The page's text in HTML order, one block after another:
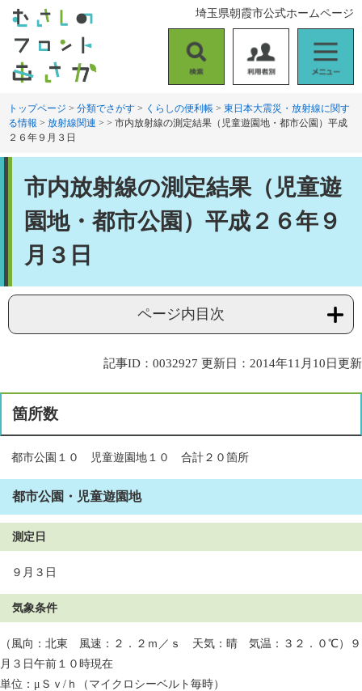
す
。
し
て
索
用
者
別
ニ
ュ
ー
埼玉県朝霞市公式ホームページ
トップページ > 分類でさがす > くらしの便利帳 > 東日本大震災・放射線に関す
る情報 > 放射線関連 > > 市内放射線の測定結果（児童遊園地・都市公園）平成
２６年９月３日
市内放射線の測定結果（児童遊
園地・都市公園）平成２６年９
月３日
ページ内目次
記事ID：0032927 更新日：2014年11月10日更新
箇所数
都市公園１０ 児童遊園地１０ 合計２０箇所
都市公園・児童遊園地
測定日
９月３日
気象条件
（風向：北東 風速：２．２ｍ／ｓ 天気：晴 気温：３２．０℃）９
月３日午前１０時現在
単位：μＳｖ/ｈ（マイクロシーベルト毎時）